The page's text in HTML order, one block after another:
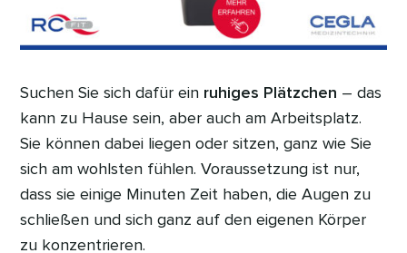
Suchen Sie sich dafür ein ruhiges Plätzchen – das
kann zu Hause sein, aber auch am Arbeitsplatz.
Sie können dabei liegen oder sitzen, ganz wie Sie
sich am wohlsten fühlen. Voraussetzung ist nur,
dass sie einige Minuten Zeit haben, die Augen zu
schließen und sich ganz auf den eigenen Körper
zu konzentrieren.